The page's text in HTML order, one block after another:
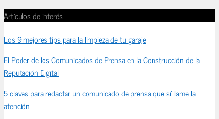
Artículos de interés
Los 9 mejores tips para la limpieza de tu garaje
El Poder de los Comunicados de Prensa en la Construcción de la
Reputación Digital
5 claves para redactar un comunicado de prensa que sí llame la
atención